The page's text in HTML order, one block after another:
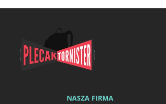
NASZA FIRMA